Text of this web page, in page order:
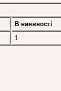
В наявностi
1